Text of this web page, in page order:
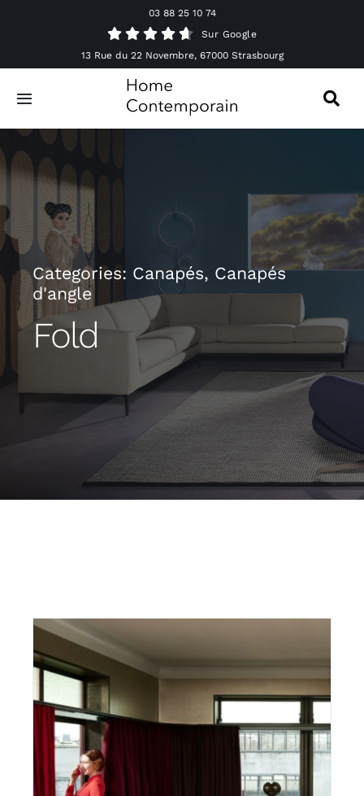
03 88 25 10 74
Sur Google
13 Rue du 22 Novembre, 67000 Strasbourg
Toggle
Navigation
Luminaires
Accessoires & Décorations
Offres spéciales
Outdoor
Contact
Categories: Canapés, Canapés
d'angle
Fold